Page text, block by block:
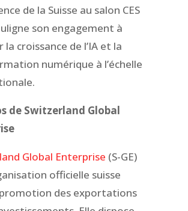
de la Suisse au salon CES
son engagement à
croissance de l’IA et la
numérique à l’échelle
de Switzerland Global
Global Enterprise (S-GE)
officielle suisse
des exportations